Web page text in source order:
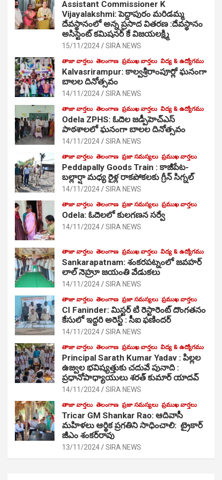
Assistant Commissioner K
Vijayalakshmi: పెద్దాపురం మరిడమ్మ
దేవస్థానంలో అన్న ప్రసాద వితరణ :దేవస్థానం
అసిస్టెంట్ కమిషనర్ కే విజయలక్ష్మి
15/11/2024 SIRA NEWS
తాజా వార్తలు తెలంగాణ ప్రముఖ వార్తలు విద్య & ఉద్యోగము
Kalvasrirampur: కాల్వశ్రీరాంపూర్లో ఘనంగా
బాలల దినోత్సవం
14/11/2024 SIRA NEWS
తాజా వార్తలు తెలంగాణ ప్రముఖ వార్తలు విద్య & ఉద్యోగము
Odela ZPHS: ఓదెల జ‌డ్పీహెచ్ఎస్
పాఠ‌శాల‌లో ఘనంగా బాలల దినోత్సవం
14/11/2024 SIRA NEWS
తాజా వార్తలు తెలంగాణ ప్రజా సమస్యలు ప్రముఖ వార్తలు
Peddapally Goods Train : కాజీపేట-
బల్లార్షా మధ్య రైళ్ల రాకపోకలకు గ్రీన్ సిగ్నల్
14/11/2024 SIRA NEWS
తాజా వార్తలు తెలంగాణ ప్రజా సమస్యలు ప్రముఖ వార్తలు
Odela: ఓదెలలో కులగణన సర్వే
14/11/2024 SIRA NEWS
తాజా వార్తలు తెలంగాణ ప్రముఖ వార్తలు విద్య & ఉద్యోగము
Sankarapatnam: శంకరపట్నంలో జవహర్
లాల్ నెహ్రూ జయంతి వేడుకలు
14/11/2024 SIRA NEWS
తాజా వార్తలు తెలంగాణ ప్రజా సమస్యలు ప్రముఖ వార్తలు
CI Faninder: మిస్టర్ టి రెస్టారెంట్ దొంగతనం
కేసులో ఇద్దరి అరెస్ట్ : సీఐ ఫణిందర్
14/11/2024 SIRA NEWS
తాజా వార్తలు తెలంగాణ ప్రముఖ వార్తలు విద్య & ఉద్యోగము
Principal Sarath Kumar Yadav : పిల్లల
ఉజ్వల భవిష్యత్తుకు చదువే పునాది :
ప్రధానోపాధ్యాయులు శరత్ కుమార్ యాదవ్
14/11/2024 SIRA NEWS
తాజా వార్తలు తెలంగాణ ప్రజా సమస్యలు ప్రముఖ వార్తలు
Tricar GM Shankar Rao: ఆదివాసీ
మహిళలు ఆర్థిక ప్రగతిని సాధించాలి: ట్రైకార్
జీఎం శంకర్‌రావు
13/11/2024 SIRA NEWS